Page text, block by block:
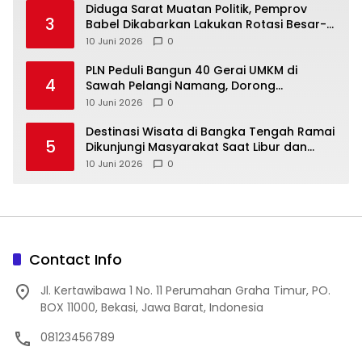
3
‎Diduga Sarat Muatan Politik, Pemprov
Babel Dikabarkan Lakukan Rotasi Besar-
10 Juni 2026 0
4
‎PLN Peduli Bangun 40 Gerai UMKM di
Sawah Pelangi Namang, Dorong
10 Juni 2026 0
5
‎Destinasi Wisata di Bangka Tengah Ramai
Dikunjungi Masyarakat Saat Libur dan
Akhir Pekan
10 Juni 2026 0
Contact Info
Jl. Kertawibawa 1 No. 11 Perumahan Graha Timur, PO.
BOX 11000, Bekasi, Jawa Barat, Indonesia
08123456789